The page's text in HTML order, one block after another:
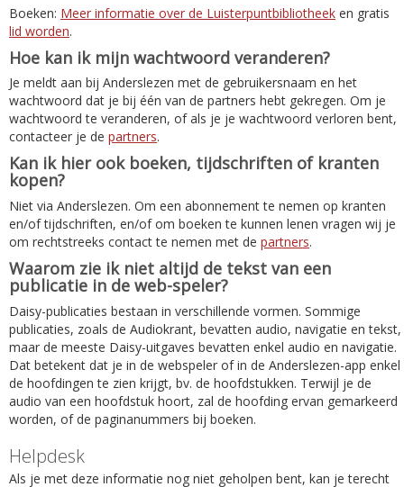
Boeken: Meer informatie over de Luisterpuntbibliotheek en gratis
lid worden.
Hoe kan ik mijn wachtwoord veranderen?
Je meldt aan bij Anderslezen met de gebruikersnaam en het
wachtwoord dat je bij één van de partners hebt gekregen. Om je
wachtwoord te veranderen, of als je je wachtwoord verloren bent,
contacteer je de partners.
Kan ik hier ook boeken, tijdschriften of kranten
kopen?
Niet via Anderslezen. Om een abonnement te nemen op kranten
en/of tijdschriften, en/of om boeken te kunnen lenen vragen wij je
om rechtstreeks contact te nemen met de partners.
Waarom zie ik niet altijd de tekst van een
publicatie in de web-speler?
Daisy-publicaties bestaan in verschillende vormen. Sommige
publicaties, zoals de Audiokrant, bevatten audio, navigatie en tekst,
maar de meeste Daisy-uitgaves bevatten enkel audio en navigatie.
Dat betekent dat je in de webspeler of in de Anderslezen-app enkel
de hoofdingen te zien krijgt, bv. de hoofdstukken. Terwijl je de
audio van een hoofdstuk hoort, zal de hoofding ervan gemarkeerd
worden, of de paginanummers bij boeken.
Helpdesk
Als je met deze informatie nog niet geholpen bent, kan je terecht